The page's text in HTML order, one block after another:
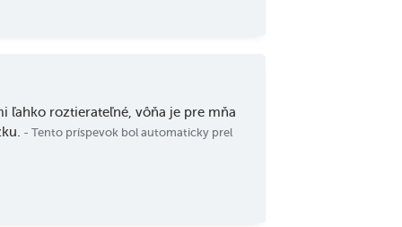
ľahko roztierateľné, vôňa je pre mňa
- Tento príspevok bol automaticky prel